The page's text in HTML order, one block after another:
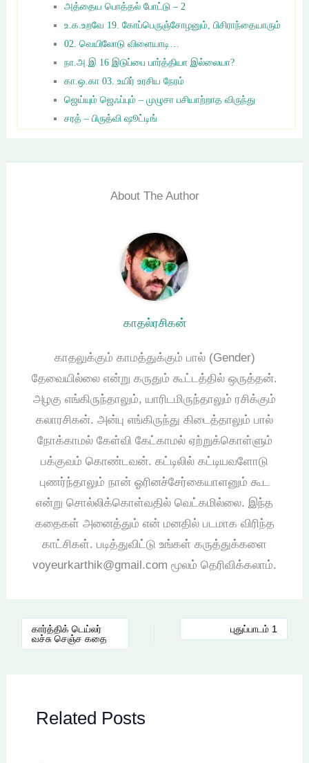
அத்தைய பொத்தல் போட்டு – 2
உ.க.உறவே 19. கோப்பெருஞ்சோழனும், பிசிராந்தையாரும்
02. வெயிலோடு விளையாடி…
நா.அ.இ 16 இடுப்பை பார்த்தியா இல்லையா?
கா.ஒ.கா 03. உயிர் உரசிய நேரம்
ஜெய்யும் ஜெஃப்பும் – முழுசா பசியாற்றாத விருந்து
சரத் – பிருத்வி ஷூட்டிங்
About The Author
காதல்ரசிகன்
காதலுக்கும் காமத்துக்கும் பால் (Gender)
தேவையில்லை என்று கருதும் கூட்டத்தில் ஒருத்தன்.
அழகு எங்கிருந்தாலும், யாரிடமிருந்தாலும் ரசிக்கும்
கலாரசிகன். அன்பு எங்கிருந்து கிடைத்தாலும் பால்
நோக்காமல் கேள்வி கேட்காமல் ஏற்றுக்கொள்ளும்
பக்குவம் கொண்டவன். கட்டிலில் கட்டியவளோடு
புணர்ந்தாலும் நான் ஓரினச்சேர்கையாளனும் கூட
என்று சொல்லிக்கொள்வதில் வெட்கமில்லை. இந்த
கதைகள் அனைத்தும் என் மனதில் படமாக விரிந்த
காட்சிகள். படித்துவிட்டு உங்கள் கருத்துக்களை
voyeurkarthik@gmail.com மூலம் தெரிவிக்கலாம்.
கார்த்திக் டெய்லர்
வச்சு செஞ்ச கதை
புதுப்பாடம் 1
Related Posts